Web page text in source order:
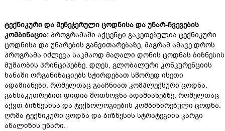
ტექნიკური და მენეჯერული ცოდნისა და უნარ-ჩვევების
კომბინაცია: პროგრამაში აქცენტი გაკეთებულია ტექნიკური
ცოდნისა და უნარების განვითარებაზე, მაგრამ ამავე დროს
პროგრამა იძლევა საკმაოდ მაღალი დონის ცოდნას ბიზნესის
მუშაობის პრინციპებზე. დღეს, გლობალური კონკურენციის
ხანაში ორგანიზაციებს სჭირდებათ სწორედ ისეთი
ადამიანები, რომელთაც გააჩნიათ კომპლექსური ცოდნა.
განსაკუთრებით დიდია მოთხოვნა ადამიანებზე, რომელთაც
აქვთ ბიზნესისა და ტექნოლოგიების კომბინირებული ცოდნა:
ღრმა ტექნიკური ცოდნა და ბიზნესის სტრატეგიის კარგი
ანალიზის უნარი.